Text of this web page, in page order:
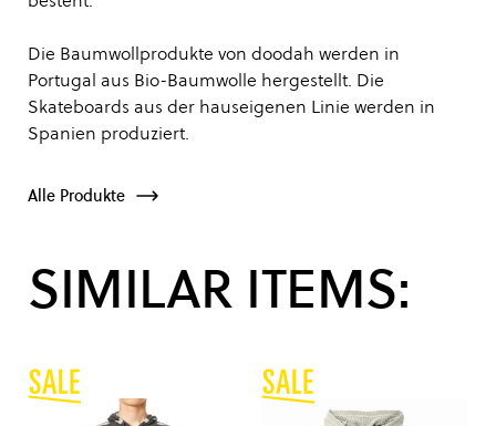
Die Baumwollprodukte von doodah werden in
Portugal aus Bio-Baumwolle hergestellt. Die
Skateboards aus der hauseigenen Linie werden in
Spanien produziert.
Alle Produkte
SIMILAR ITEMS: